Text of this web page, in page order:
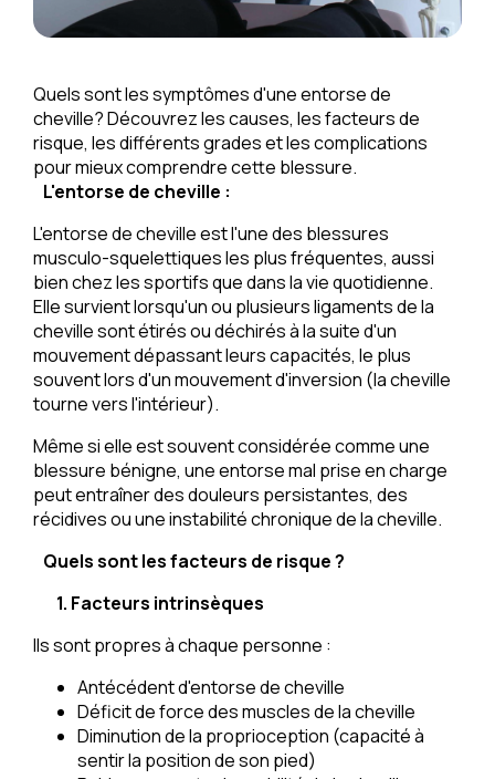
Quels sont les symptômes d'une entorse de
cheville? Découvrez les causes, les facteurs de
risque, les différents grades et les complications
pour mieux comprendre cette blessure.
L'entorse de cheville :
L'entorse de cheville est l'une des blessures
musculo-squelettiques les plus fréquentes, aussi
bien chez les sportifs que dans la vie quotidienne.
Elle survient lorsqu'un ou plusieurs ligaments de la
cheville sont étirés ou déchirés à la suite d'un
mouvement dépassant leurs capacités, le plus
souvent lors d'un mouvement d'inversion (la cheville
tourne vers l'intérieur).
Même si elle est souvent considérée comme une
blessure bénigne, une entorse mal prise en charge
peut entraîner des douleurs persistantes, des
récidives ou une instabilité chronique de la cheville.
Quels sont les facteurs de risque ?
1. Facteurs intrinsèques
Ils sont propres à chaque personne :
Antécédent d'entorse de cheville
Déficit de force des muscles de la cheville
Diminution de la proprioception (capacité à
sentir la position de son pied)